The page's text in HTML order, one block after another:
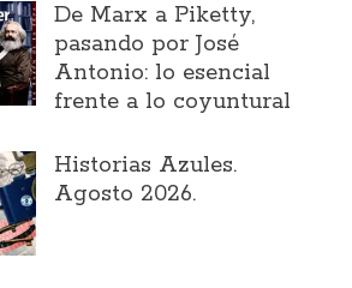
​De Marx a Piketty,
pasando por José
Antonio: lo esencial
frente a lo coyuntural
Historias Azules.
Agosto 2026.